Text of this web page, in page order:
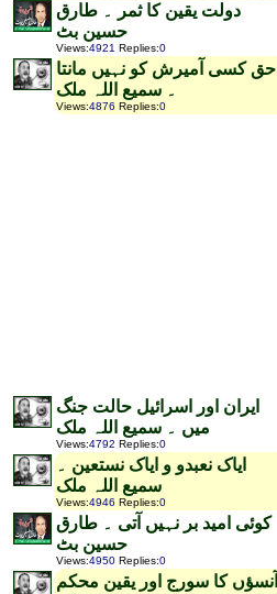
دولت یقین کا ثمر ۔ طارق
حسین بٹ
Views:4921 Replies:0
حق کسی آمیرش کو نہیں مانتا
۔ سمیع اللہ ملک
Views:4876 Replies:0
ایران اور اسرائیل حالت جنگ
میں ۔ سمیع اللہ ملک
Views:4792 Replies:0
ایاک نعبدو و ایاک نستعین ۔
سمیع اللہ ملک
Views:4946 Replies:0
کوئی امید بر نہیں آتی ۔ طارق
حسین بٹ
Views:4950 Replies:0
آنسؤں کا سورج اور یقین محکم